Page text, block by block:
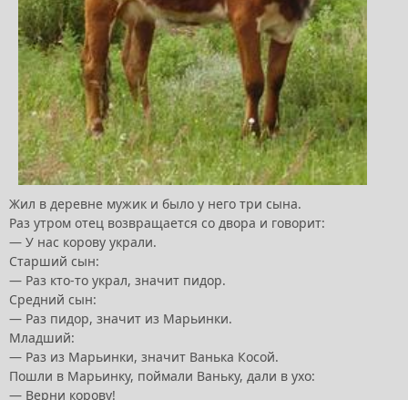
Жил в деревне мужик и было у него три сына.
Раз утром отец возвращается со двора и говорит:
— У нас корову украли.
Старший сын:
— Раз кто-то украл, значит пидор.
Средний сын:
— Раз пидор, значит из Марьинки.
Младший:
— Раз из Марьинки, значит Ванька Косой.
Пошли в Марьинку, поймали Ваньку, дали в ухо:
— Верни корову!